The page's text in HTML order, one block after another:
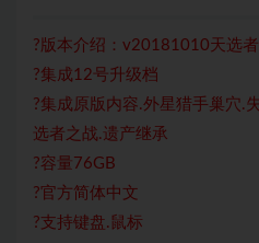
?版本介绍：v20181010天选
?集成12号升级档
?集成原版内容.外星猎手巢穴.
选者之战.遗产继承
?容量76GB
?官方简体中文
?支持键盘.鼠标